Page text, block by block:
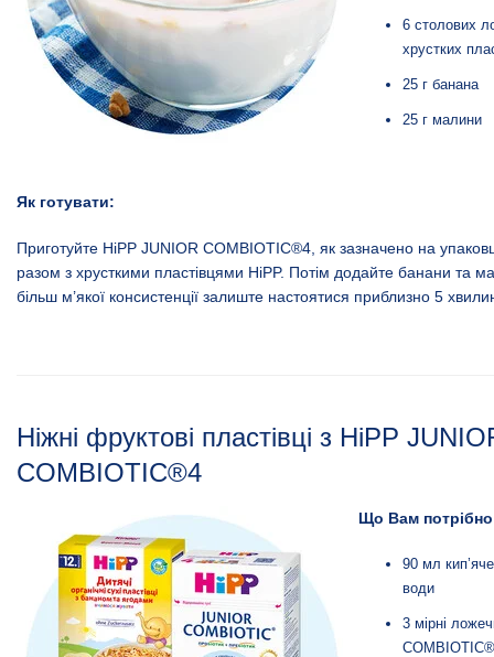
6 столових
хрустких
25 г банана
25 г малини
Як готувати:
Приготуйте HiPP JUNIOR COMBIOTIC®4 , як зазначено на
разом з хрусткими пластівцями HiPP. Потім додайте банани та
більш м’якої консистенції залиште настоятися приблизно 5
Ніжні фруктові пластівці з HiPP
COMBIOTIC®4
Що Вам
90 мл
води
3 мірні